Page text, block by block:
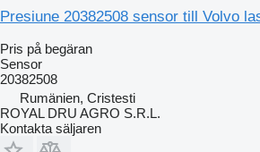
Presiune 20382508 sensor till Volvo
Pris på begäran
Sensor
20382508
Rumänien, Cristesti
ROYAL DRU AGRO S.R.L.
Kontakta säljaren